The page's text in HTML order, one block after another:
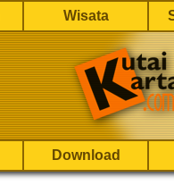
Wisata
Download